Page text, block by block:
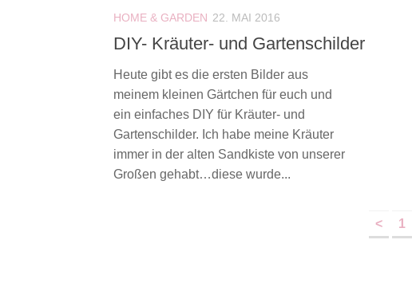
HOME & GARDEN 22. MAI 2016
DIY- Kräuter- und Gartenschilder
Heute gibt es die ersten Bilder aus
meinem kleinen Gärtchen für euch und
ein einfaches DIY für Kräuter- und
Gartenschilder. Ich habe meine Kräuter
immer in der alten Sandkiste von unserer
Großen gehabt…diese wurde...
< 1